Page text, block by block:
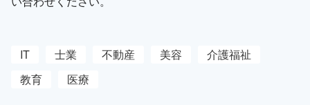
IT 士業 不動産 美容
介護福祉
教育
医療